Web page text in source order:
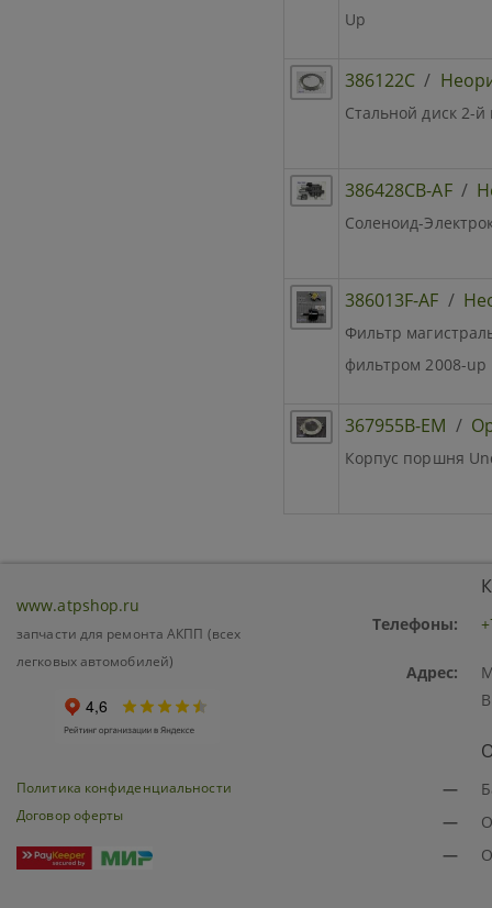
Up
386122C /
Стальной диск 2-й
386428CB-AF /
Соленоид-
386013F-AF /
Фильтр
фильтром 2008-up
367955B-EM /
Корпус поршня
www.atpshop.ru
запчасти для ремонта АКПП (всех
легковых автомобилей)
Политика конфиденциальности
Договор оферты
Телефоны:
Адрес:
—
—
—